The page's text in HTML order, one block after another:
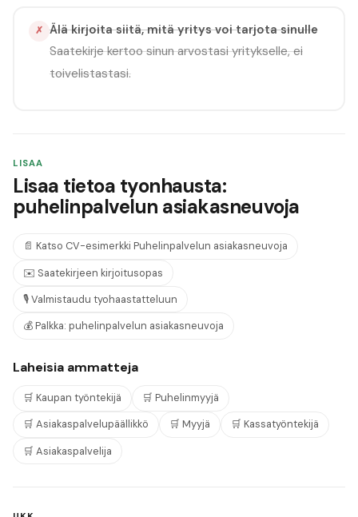
✗ Älä kirjoita siitä, mitä yritys voi tarjota sinulle
Saatekirje kertoo sinun arvostasi yritykselle, ei
toivelistastasi.
LISAA
Lisaa tietoa tyonhausta:
puhelinpalvelun asiakasneuvoja
📄 Katso CV-esimerkki Puhelinpalvelun asiakasneuvoja
✉️ Saatekirjeen kirjoitusopas
🎙️Valmistaudu tyohaastatteluun
💰 Palkka: puhelinpalvelun asiakasneuvoja
Laheisia ammatteja
🛒 Kaupan työntekijä 🛒 Puhelinmyyjä
🛒 Asiakaspalvelupäällikkö 🛒 Myyjä 🛒 Kassatyöntekijä
🛒 Asiakaspalvelija